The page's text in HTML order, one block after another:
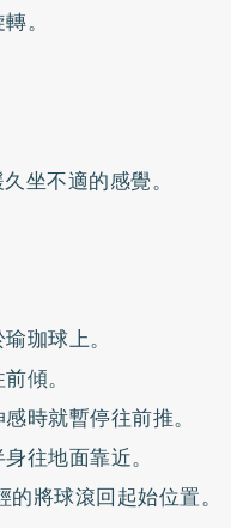
。
坐不適的感覺。
珈球上。
傾。
時就暫停往前推。
往地面靠近。
將球滾回起始位置。